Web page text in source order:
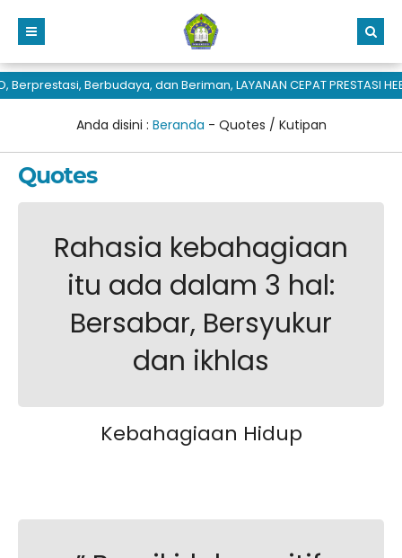
Berbudaya, dan Beriman, LAYANAN CEPAT PRESTASI
Anda disini : Beranda - Quotes / Kutipan
Quotes
Rahasia kebahagiaan
itu ada dalam 3 hal:
Bersabar, Bersyukur
dan ikhlas
Kebahagiaan Hidup